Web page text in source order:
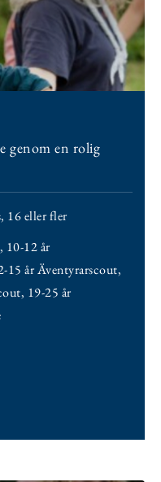
genom en rolig
, 16 eller fler
, 10-12 år
15 år Äventyrarscout,
, 19-25 år